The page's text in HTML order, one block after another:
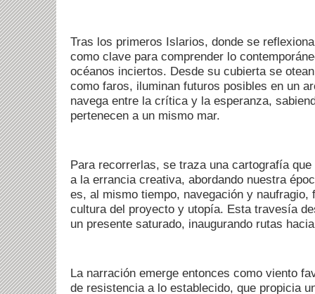
Tras los primeros Islarios, donde se
como clave para comprender lo
océanos inciertos. Desde su cubierta se
como faros, iluminan futuros posibles en un
navega entre la crítica y la esperanza,
pertenecen a un mismo mar.
Para recorrerlas, se traza una cartografía
a la errancia creativa, abordando nuestra
es, al mismo tiempo, navegación y naufragio,
cultura del proyecto y utopía. Esta travesía
un presente saturado, inaugurando rutas
La narración emerge entonces como viento
de resistencia a lo establecido, que propicia